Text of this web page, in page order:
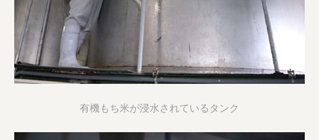
有機もち米が浸水されているタンク